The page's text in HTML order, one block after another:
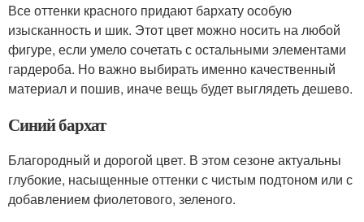
Все оттенки красного придают бархату особую
изысканность и шик. Этот цвет можно носить на любой
фигуре, если умело сочетать с остальными элементами
гардероба. Но важно выбирать именно качественный
материал и пошив, иначе вещь будет выглядеть дешево.
Синий бархат
Благородный и дорогой цвет. В этом сезоне актуальны
глубокие, насыщенные оттенки с чистым подтоном или с
добавлением фиолетового, зеленого.